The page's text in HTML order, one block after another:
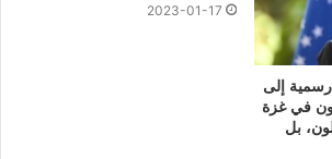
رسمية إلى
في غزة
بل
2023-01-17